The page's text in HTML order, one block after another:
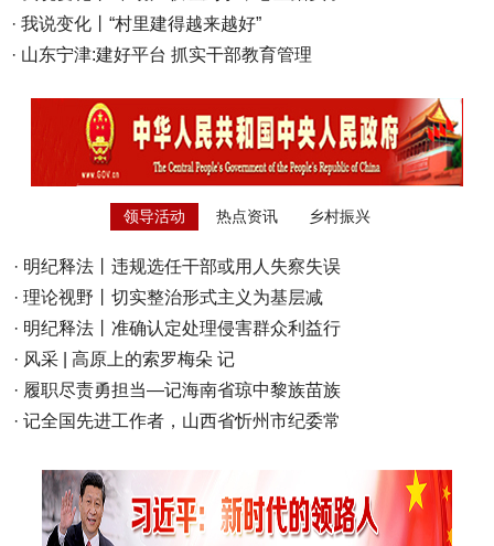
· 我说变化丨“村里建得越来越好”
· 山东宁津:建好平台 抓实干部教育管理
领导活动 热点资讯 乡村振兴
· 明纪释法丨违规选任干部或用人失察失误
· 理论视野丨切实整治形式主义为基层减
· 明纪释法丨准确认定处理侵害群众利益行
· 风采 | 高原上的索罗梅朵 记
· 履职尽责勇担当—记海南省琼中黎族苗族
· 记全国先进工作者，山西省忻州市纪委常